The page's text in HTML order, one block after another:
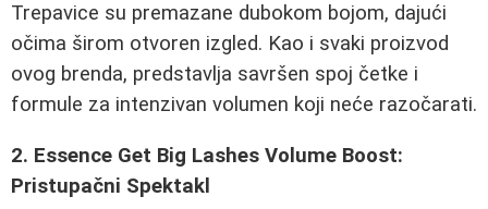
Trepavice su premazane dubokom bojom, dajući
očima širom otvoren izgled. Kao i svaki proizvod
ovog brenda, predstavlja savršen spoj četke i
formule za intenzivan volumen koji neće razočarati.
2. Essence Get Big Lashes Volume Boost:
Pristupačni Spektakl